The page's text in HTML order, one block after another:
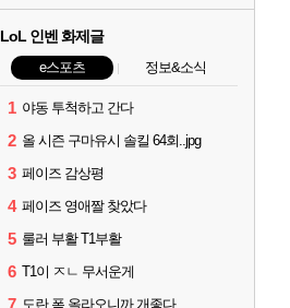
LoL 인벤 화제글
e스포츠 정보&소식
1 야동 투척하고 간다
2 올 시즌 구마유시 솔킬 64회..jpg
3 페이즈 감상평
4 페이즈 영애짤 찾았다
5 룰러 부활 T1부활
6 T1이 ㅈㄴ 무서운게
도란 폼 올라오니까 개좋다